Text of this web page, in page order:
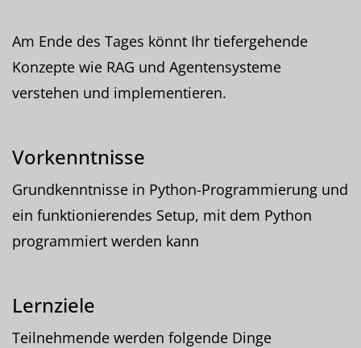
Am Ende des Tages könnt Ihr tiefergehende
Konzepte wie RAG und Agentensysteme
verstehen und implementieren.
Vorkenntnisse
Grundkenntnisse in Python-Programmierung und
ein funktionierendes Setup, mit dem Python
programmiert werden kann
Lernziele
Teilnehmende werden folgende Dinge